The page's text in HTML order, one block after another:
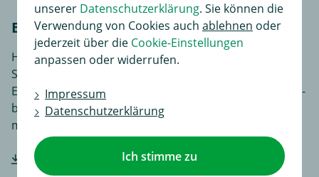
Einbauanleitungen
Hier finden Sie Einbauanleitungen in verschiedenen
Sprachen, je nach Artikel noch ergänzende
Einbauhilfen und zusätzliches Bildmaterial das den Ein-
bzw. Anbau des Produktes für Sie noch einfacher
macht.
Hersteller-Einbauanleitung downloaden
unserer Datenschutzerklärung. Sie können die
Verwendung von Cookies auch ablehnen oder
jederzeit über die Cookie-Einstellungen
anpassen oder widerrufen.
Impressum
Datenschutzerklärung
Ich stimme zu